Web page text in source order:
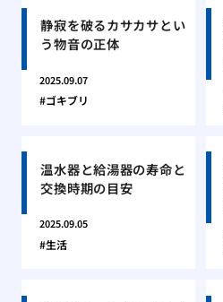
静寂を破るカサカサとい
う物音の正体
2025.09.07
ゴキブリ
温水器と給湯器の寿命と
交換時期の目安
2025.09.05
生活